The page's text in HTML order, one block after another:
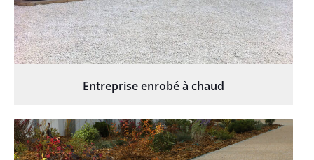
Entreprise enrobé à chaud